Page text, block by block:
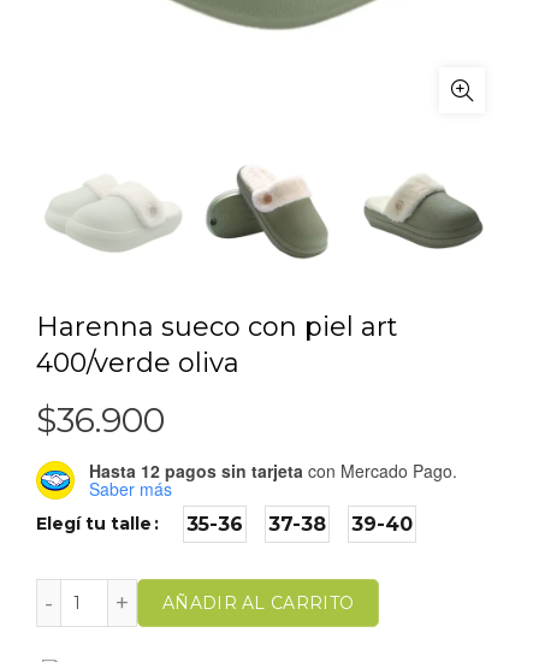
Harenna sueco con piel art
400/verde oliva
$36.900
Hasta 12 pagos sin tarjeta con Mercado Pago.
Saber más
Elegí tu talle 35-36 37-38 39-40
AÑADIR AL CARRITO